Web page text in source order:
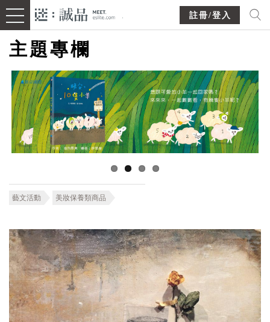
註冊/登入
主題專欄
藝文活動 美妝保養類商品